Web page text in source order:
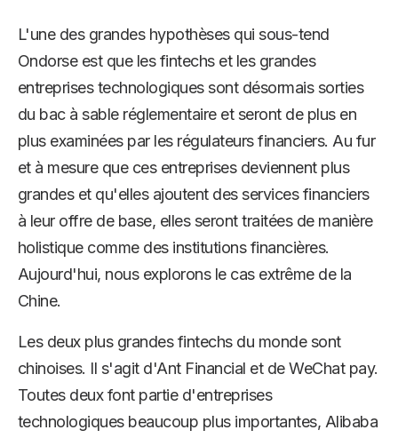
L'une des grandes hypothèses qui sous-tend
Ondorse est que les fintechs et les grandes
entreprises technologiques sont désormais sorties
du bac à sable réglementaire et seront de plus en
plus examinées par les régulateurs financiers. Au fur
et à mesure que ces entreprises deviennent plus
grandes et qu'elles ajoutent des services financiers
à leur offre de base, elles seront traitées de manière
holistique comme des institutions financières.
Aujourd'hui, nous explorons le cas extrême de la
Chine.
Les deux plus grandes fintechs du monde sont
chinoises. Il s'agit d'Ant Financial et de WeChat pay.
Toutes deux font partie d'entreprises
technologiques beaucoup plus importantes, Alibaba